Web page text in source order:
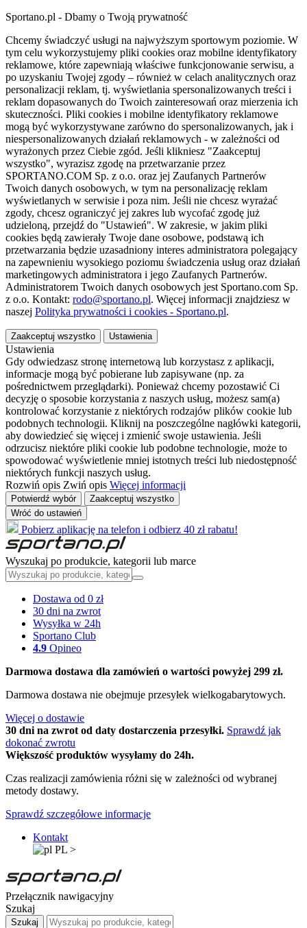
Sportano.pl - Dbamy o Twoją prywatność
Chcemy świadczyć usługi na najwyższym sportowym poziomie. W
tym celu wykorzystujemy pliki cookies oraz mobilne identyfikatory
reklamowe, które zapewniają właściwe funkcjonowanie serwisu, a
po uzyskaniu Twojej zgody – również w celach analitycznych oraz
personalizacji reklam, tj. wyświetlania spersonalizowanych treści i
reklam dopasowanych do Twoich zainteresowań oraz mierzenia ich
skuteczności. Pliki cookies i mobilne identyfikatory reklamowe
mogą być wykorzystywane zarówno do spersonalizowanych, jak i
niespersonalizowanych działań reklamowych - w zależności od
wyrażonych przez Ciebie zgód. Jeśli klikniesz "Zaakceptuj
wszystko", wyrazisz zgodę na przetwarzanie przez
SPORTANO.COM Sp. z o.o. oraz jej Zaufanych Partnerów
Twoich danych osobowych, w tym na personalizację reklam
wyświetlanych w serwisie i poza nim. Jeśli nie chcesz wyrażać
zgody, chcesz ograniczyć jej zakres lub wycofać zgodę już
udzieloną, przejdź do "Ustawień". W zakresie, w jakim pliki
cookies będą zawierały Twoje dane osobowe, podstawą ich
przetwarzania będzie uzasadniony interes administratora polegający
na zapewnieniu wysokiego poziomu świadczenia usług oraz działań
marketingowych administratora i jego Zaufanych Partnerów.
Administratorem Twoich danych osobowych jest Sportano.com Sp.
z o.o. Kontakt: rodo@sportano.pl. Więcej informacji znajdziesz w
naszej Polityka prywatności i cookies - Sportano.pl.
Zaakceptuj wszystko Ustawienia
Ustawienia
Gdy odwiedzasz stronę internetową lub korzystasz z aplikacji,
informacje mogą być pobierane lub zapisywane (np. za
pośrednictwem przeglądarki). Ponieważ chcemy pozostawić Ci
decyzję o sposobie korzystania z naszych usług, możesz sam(a)
kontrolować korzystanie z niektórych rodzajów plików cookie lub
podobnych technologii. Kliknij na poszczególne nagłówki kategorii,
aby dowiedzieć się więcej i zmienić swoje ustawienia. Jeśli
odrzucisz niektóre pliki cookie lub podobne technologie, może to
spowodować wyświetlenie mniej istotnych treści lub niedostępność
niektórych funkcji naszych usług.
Rozwiń opis Zwiń opis Więcej informacji
Potwierdź wybór
Zaakceptuj wszystko
Wróć do ustawień
Pobierz aplikację na telefon i odbierz 40 zł rabatu!
Wyszukaj po produkcie, kategorii lub marce
Dostawa od 0 zł
30 dni na zwrot
Wysyłka w 24h
Sportano Club
4.9 Opineo
Darmowa dostawa dla zamówień o wartości powyżej 299 zł.
Darmowa dostawa nie obejmuje przesyłek wielkogabarytowych.
Więcej o dostawie
30 dni na zwrot od daty dostarczenia przesyłki. Sprawdź jak
dokonać zwrotu
Większość produktów wysyłamy do 24h.
Czas realizacji zamówienia różni się w zależności od wybranej
metody dostawy.
Sprawdź szczegółowe informacje
Kontakt
PL >
Przełącznik nawigacyjny
Szukaj
Szukaj